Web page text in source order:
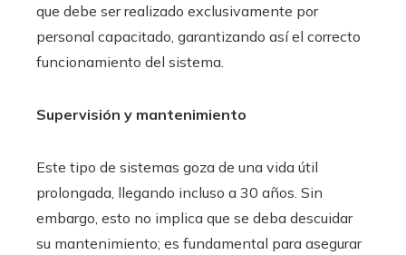
que debe ser realizado exclusivamente por
personal capacitado, garantizando así el correcto
funcionamiento del sistema.
Supervisión y mantenimiento
Este tipo de sistemas goza de una vida útil
prolongada, llegando incluso a 30 años. Sin
embargo, esto no implica que se deba descuidar
su mantenimiento; es fundamental para asegurar